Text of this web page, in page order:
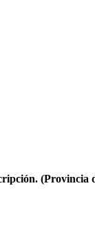
(Provincia